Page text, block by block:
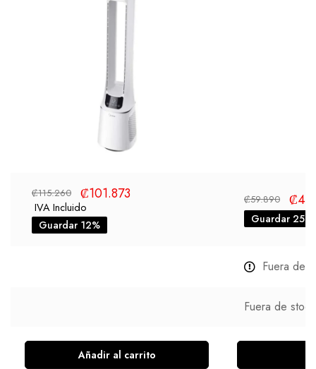
₡115.260 ₡101.873
IVA Incluido
Guardar 12%
₡59.890 ₡
Guardar 25%
Fuera de
Fuera de stock
Añadir al carrito